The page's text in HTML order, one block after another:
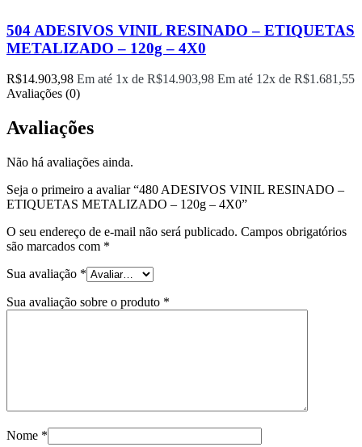
504 ADESIVOS VINIL RESINADO – ETIQUETAS
METALIZADO – 120g – 4X0
R$14.903,98 Em até 1x de R$14.903,98 Em até 12x de R$1.681,55
Avaliações (0)
Avaliações
Não há avaliações ainda.
Seja o primeiro a avaliar “480 ADESIVOS VINIL RESINADO –
ETIQUETAS METALIZADO – 120g – 4X0”
O seu endereço de e-mail não será publicado. Campos obrigatórios
são marcados com *
Sua avaliação *
Sua avaliação sobre o produto *
Nome *